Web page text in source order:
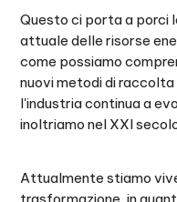
Questo ci porta a porci
attuale delle risorse
come possiamo
nuovi metodi di
l'industria continua a
inoltriamo nel XXI
Attualmente stiamo